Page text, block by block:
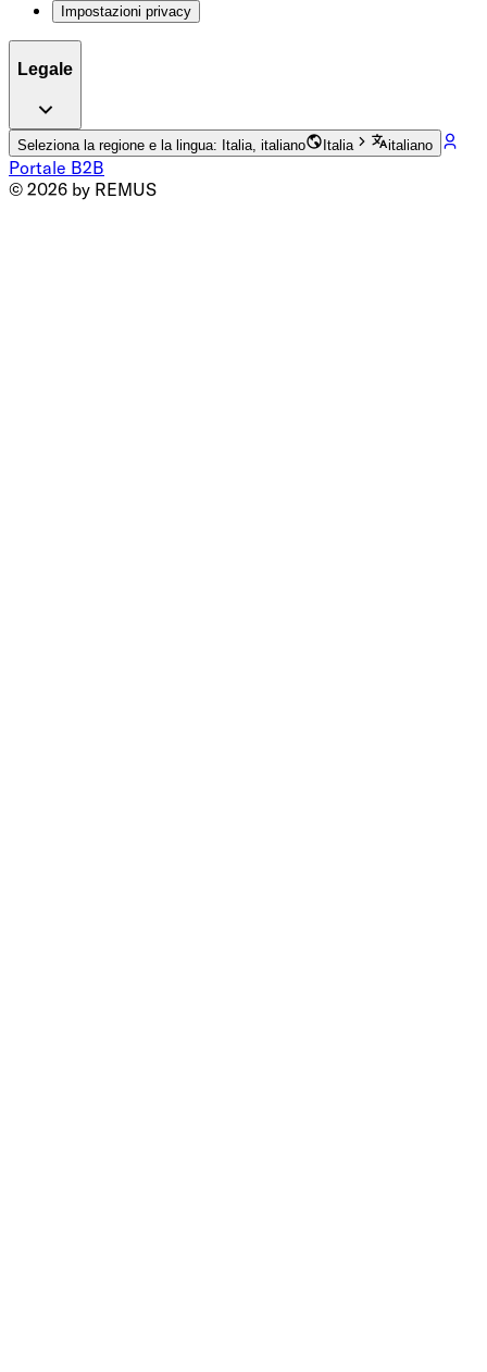
Impostazioni privacy
Legale
Seleziona la regione e la lingua: Italia, italiano Italia italiano
Portale B2B
© 2026 by REMUS